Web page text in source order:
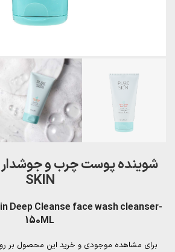
SKIN
Deep Cleanse face wash cleanser-
150ML
برای مشاهده موجودی و خرید این محصول بر